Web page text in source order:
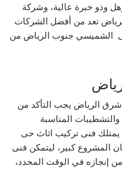
وذو خبرة عالية، وشركة
تعد من أفضل الشركات
الشميسي جنوب الرياض من
شرق الرياض يجب التأكد من
المناسبة
يمتلك فنى تركيب اثاث حى
المشروع كبير، ليتمكن فنى
إنجازه في الوقت المحدد،